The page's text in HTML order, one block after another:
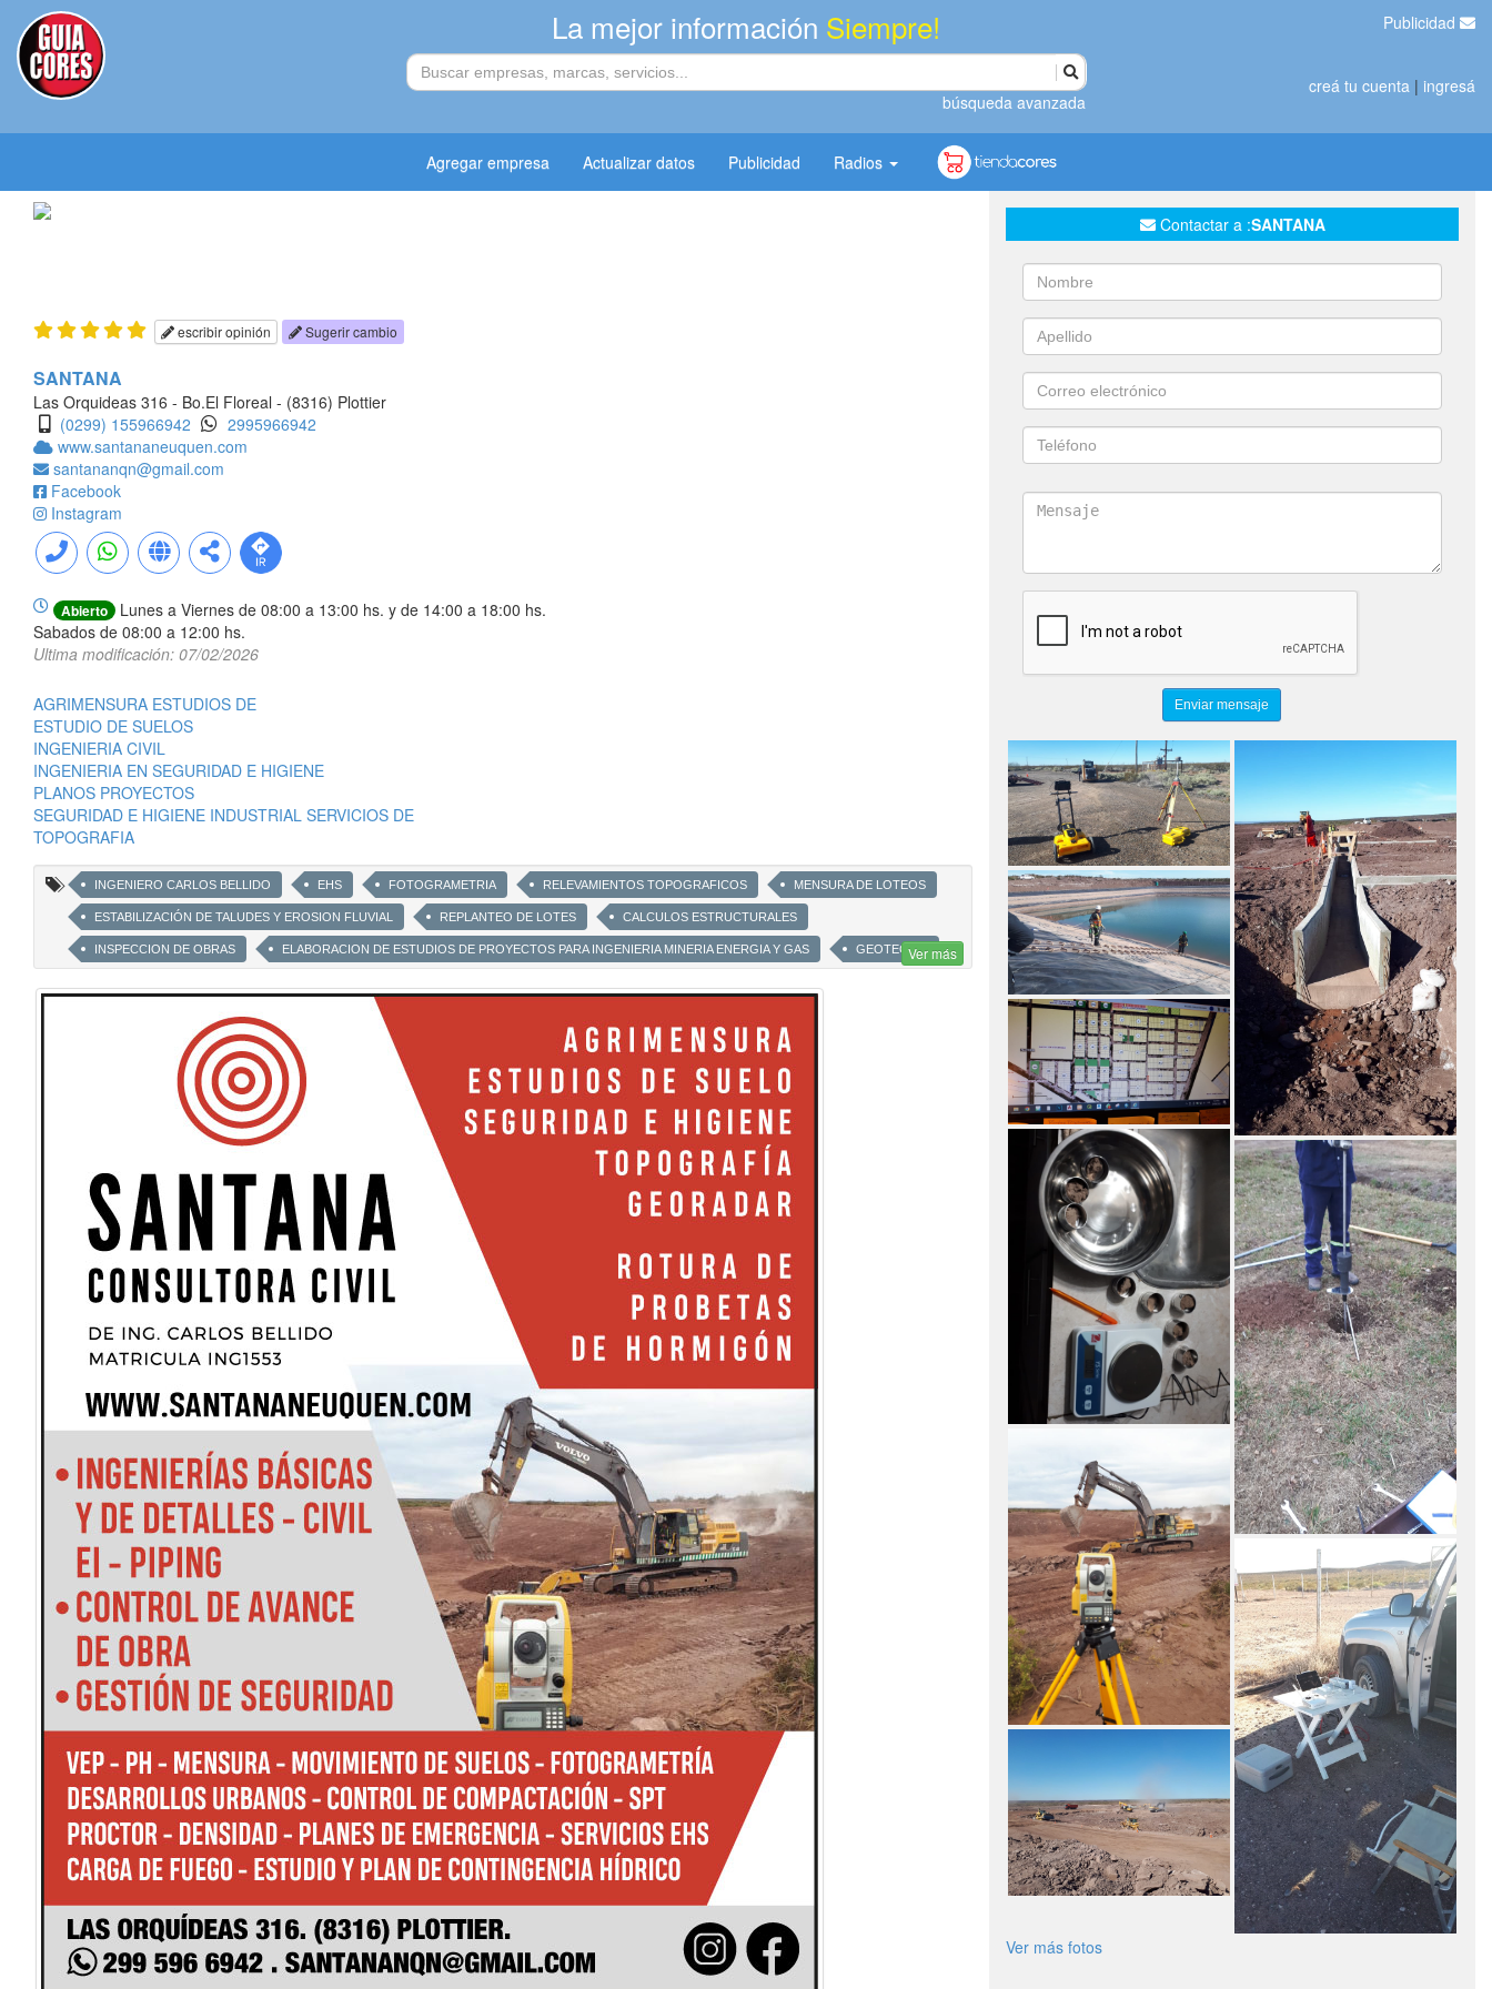
La mejor información Siempre!
búsqueda avanzada
Publicidad
creá tu cuenta | ingresá
Agregar empresa Actualizar datos Publicidad Radios
escribir opinión Sugerir cambio
SANTANA
Las Orquideas 316 - Bo.El Floreal - (8316) Plottier
(0299) 155966942
2995966942
www.santananeuquen.com
santananqn@gmail.com
Facebook
Instagram
Abierto
Lunes a Viernes de 08:00 a 13:00 hs. y de 14:00 a 18:00 hs.
Sabados de 08:00 a 12:00 hs.
Ultima modificación: 07/02/2026
AGRIMENSURA ESTUDIOS DE
ESTUDIO DE SUELOS
INGENIERIA CIVIL
INGENIERIA EN SEGURIDAD E HIGIENE
PLANOS PROYECTOS
SEGURIDAD E HIGIENE INDUSTRIAL SERVICIOS DE
TOPOGRAFIA
INGENIERO CARLOS BELLIDO EHS FOTOGRAMETRIA RELEVAMIENTOS TOPOGRAFICOS MENSURA DE LOTEOS
ESTABILIZACIÓN DE TALUDES Y EROSION FLUVIAL REPLANTEO DE LOTES CALCULOS ESTRUCTURALES
INSPECCION DE OBRAS ELABORACION DE ESTUDIOS DE PROYECTOS PARA INGENIERIA MINERIA ENERGIA Y GAS GEOTECNIA
CALCULO DE CARGAS DE FUEGO MEDICIÓN DE RUIDOS
DRONE PHANTOM DENSÍMETRO ELÉCTRICO CONTROL DE COMPACTACIÓN ESTUDIOS Y RELEVAMIENTOS AÉREOS
ESTUDIOS Y ANÁLISIS DE SUELOS AGRIMENSURA Y RELEVAMIENTOS TOPOGRÁFICOS MOVIMIENTOS DE TERRENO
PLANES DE CONTINGENCIA PLANES DE EMERGENCIA Y EVACUACION GEORADAR ESTUDIOS HIDRICOS
INGENIERIA DE DETALLE GESTION DE SEGURIDAD
DESARROLLOS URBANOS ROTURA DE PROBETAS DE HOMIGON TECNOLOGÍA DEL HORMIGON HORMIGON ARMADO
ENSAYOS DE EN HORMIGON ROTURA DE PROBETAS DE HORMIGON LABORATORIO DE HORMIGON
PRUEBAS RESISTENCIA HORMIGON
Ver más
Contactar a :SANTANA
Ver más fotos